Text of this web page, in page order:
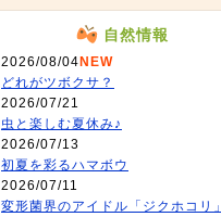
自然情報
2026/08/04 NEW
どれがツボクサ？
2026/07/21
虫と楽しむ夏休み♪
2026/07/13
初夏を彩るハマボウ
2026/07/11
変形菌界のアイドル「ジクホコリ」